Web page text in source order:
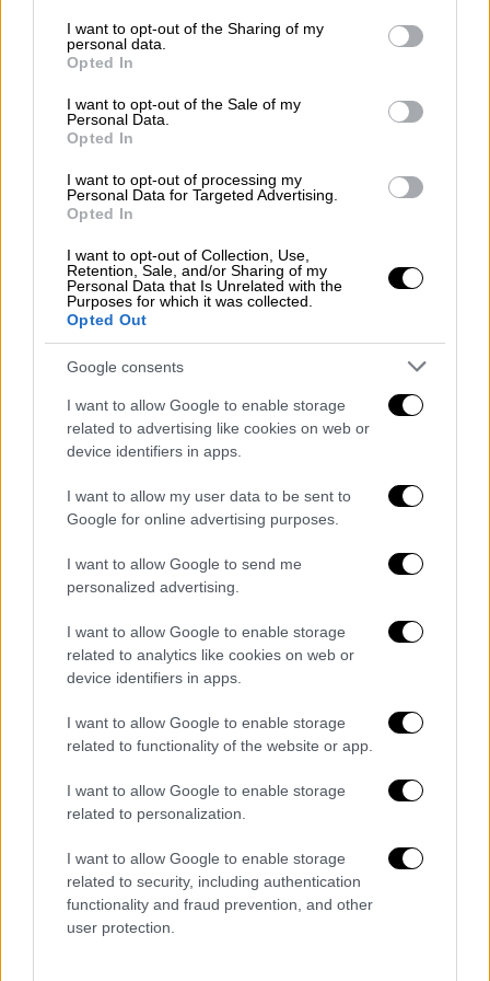
not limited to your visit or usage behaviour. You may click to
grant or deny consent to Google and its third-party tags to
use your data for below specified purposes in below Google
consent section.
I want to opt-out of the Sharing of my
personal data.
Opted In
I want to opt-out of the Sale of my
Personal Data.
Opted In
I want to opt-out of processing my
Personal Data for Targeted Advertising.
Opted In
I want to opt-out of Collection, Use,
Retention, Sale, and/or Sharing of my
Personal Data that Is Unrelated with the
Purposes for which it was collected.
Opted Out
Google consents
I want to allow Google to enable storage
related to advertising like cookies on web or
device identifiers in apps.
I want to allow my user data to be sent to
Google for online advertising purposes.
I want to allow Google to send me
personalized advertising.
I want to allow Google to enable storage
related to analytics like cookies on web or
device identifiers in apps.
I want to allow Google to enable storage
related to functionality of the website or app.
I want to allow Google to enable storage
related to personalization.
I want to allow Google to enable storage
related to security, including authentication
functionality and fraud prevention, and other
user protection.
Εντάσσονται οφειλές ασφαλιστικών
Φεβρουάριου 2020 έως Ιουνίου 2021,
απαιτητών από 1ης.3.2020 έως
31.7.2021
Εντάσσονται αυτοπασχολούμενοι,
ελεύθεροι επαγγελματίες και
εργοδότες, που επλήγησαν λόγω των
μέτρων για την αντιμετώπιση της
πανδημίας COVID-19, είχαν δηλαδή
συμπεριληφθεί οποτεδήποτε στις
λίστες ΚΑΔ του υπουργείου
Οικονομικών (φυσικά πρόσωπα
επιτηδευματίες και νομικά πρόσωπα
που έχουν οποτεδήποτε χαρακτηρισθεί
πληγέντες από την πανδημία).
Δίνεται η δυνατότητα μετάπτωσης από
δημιουργήθηκαν κατά την περίοδο της
πανδημίας, και αφορούν στις περιόδους
απασχόλησης από Φεβρουάριο του 2020
έως και Ιούνιο του 2021.
Η αίτηση για την υπαγωγή στη ρύθμιση
υποβάλλεται μέσω της ηλεκτρονικής
πλατφόρμας του Κέντρου Είσπραξης
μέσω ηλεκτρονικής εφαρμογής
εξυπηρέτησης πολιτών στον ιστότοπο
του e-Ε.Φ.Κ.Α. Για οφειλέτες που τυχόν
εξαιρούνται από τη πιστοποίηση στις
Ηλεκτρονικές Υπηρεσίες Κ.Ε.Α.Ο. η
αίτηση θα μπορεί να υποβάλλεται στις